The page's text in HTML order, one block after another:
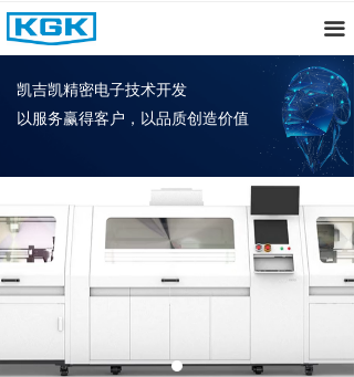
以服务赢得客户，以品质创造价值
凯吉凯精密电子技术开发
끀
首页
产品中心
新闻资讯
招聘
联系我们